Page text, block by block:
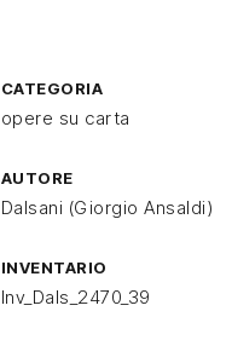
CATEGORIA
opere su carta
AUTORE
Dalsani (Giorgio Ansaldi)
INVENTARIO
Inv_Dals_2470_39